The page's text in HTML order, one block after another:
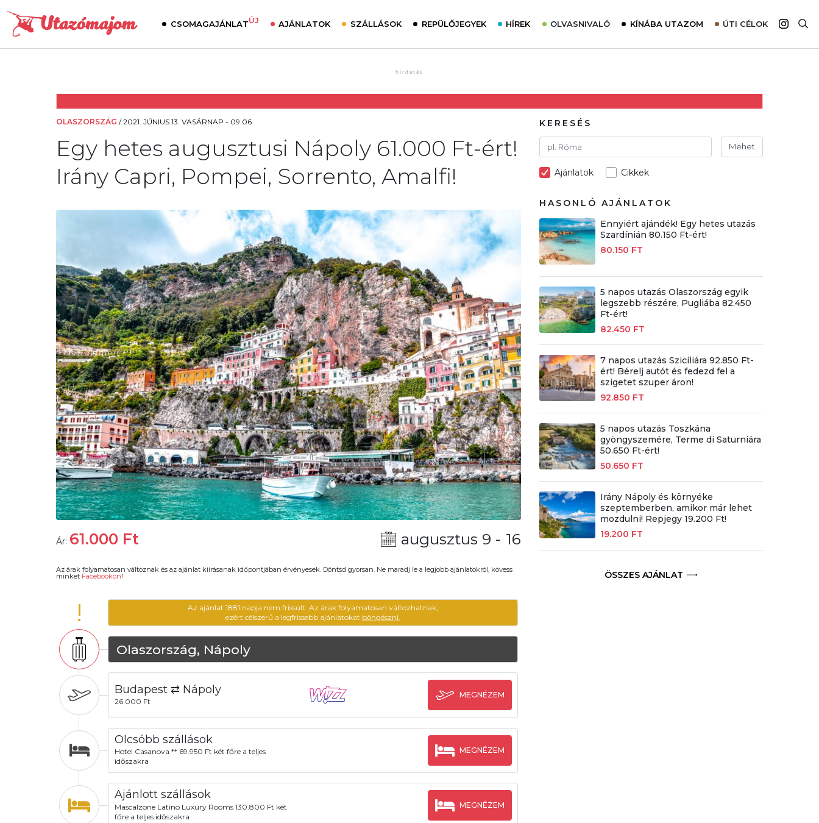
CSOMAGAJÁNLATÚJ AJÁNLATOK SZÁLLÁSOK REPÜLŐJEGYEK HÍREK OLVASNIVALÓ
Utazómajom – CitySIM kártya a világutazóknak
Élménybeszámolók
Szállodalátogatás
Sajtómegjelenések
KÍNÁBA UTAZOM ÚTI CÉLOK
Afrika
OLASZORSZÁG /2021. JÚNIUS 13. VASÁRNAP - 09:06
Egy hetes augusztusi Nápoly 61.000 Ft-ért!
Irány Capri, Pompei, Sorrento, Amalfi!
Ár: 61.000 Ft augusztus 9 - 16
Az árak folyamatosan változnak és az ajánlat kiírásanak időpontjában érvényesek. Döntsd gyorsan. Ne maradj le a legjobb ajánlatokról, kövess
minket Facebookon!
!
Az ajánlat 1881 napja nem frissült. Az árak folyamatosan változhatnak,
ezért célszerű a legfrissebb ajánlatokat böngészni.
Olaszország, Nápoly
Budapest ⇄ Nápoly
26.000 Ft
MEGNÉZEM
Olcsóbb szállások
Hotel Casanova ** 69.950 Ft két főre a teljes
időszakra
MEGNÉZEM
Ajánlott szállások
Mascalzone Latino Luxury Rooms 130.800 Ft két
főre a teljes időszakra
MEGNÉZEM
KERESÉS
Mehet
Ajánlatok Cikkek
HASONLÓ AJÁNLATOK
Ennyiért ajándék! Egy hetes utazás
Szardínián 80.150 Ft-ért!
80.150 FT
5 napos utazás Olaszország egyik
legszebb részére, Pugliába 82.450
Ft-ért!
82.450 FT
7 napos utazás Szicíliára 92.850 Ft-
ért! Bérelj autót és fedezd fel a
szigetet szuper áron!
92.850 FT
5 napos utazás Toszkána
gyöngyszemére, Terme di Saturniára
50.650 Ft-ért!
50.650 FT
Irány Nápoly és környéke
szeptemberben, amikor már lehet
mozdulni! Repjegy 19.200 Ft!
19.200 FT
ÖSSZES AJÁNLAT